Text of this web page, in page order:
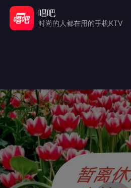
唱吧
时尚的人都在用的手机KTV